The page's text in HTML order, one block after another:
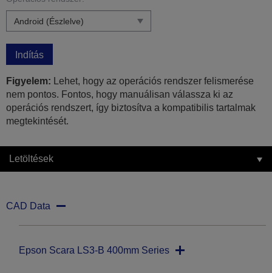
Indítás
Figyelem: Lehet, hogy az operációs rendszer felismerése
nem pontos. Fontos, hogy manuálisan válassza ki az
operációs rendszert, így biztosítva a kompatibilis tartalmak
megtekintését.
Letöltések
CAD Data
Epson Scara LS3-B 400mm Series